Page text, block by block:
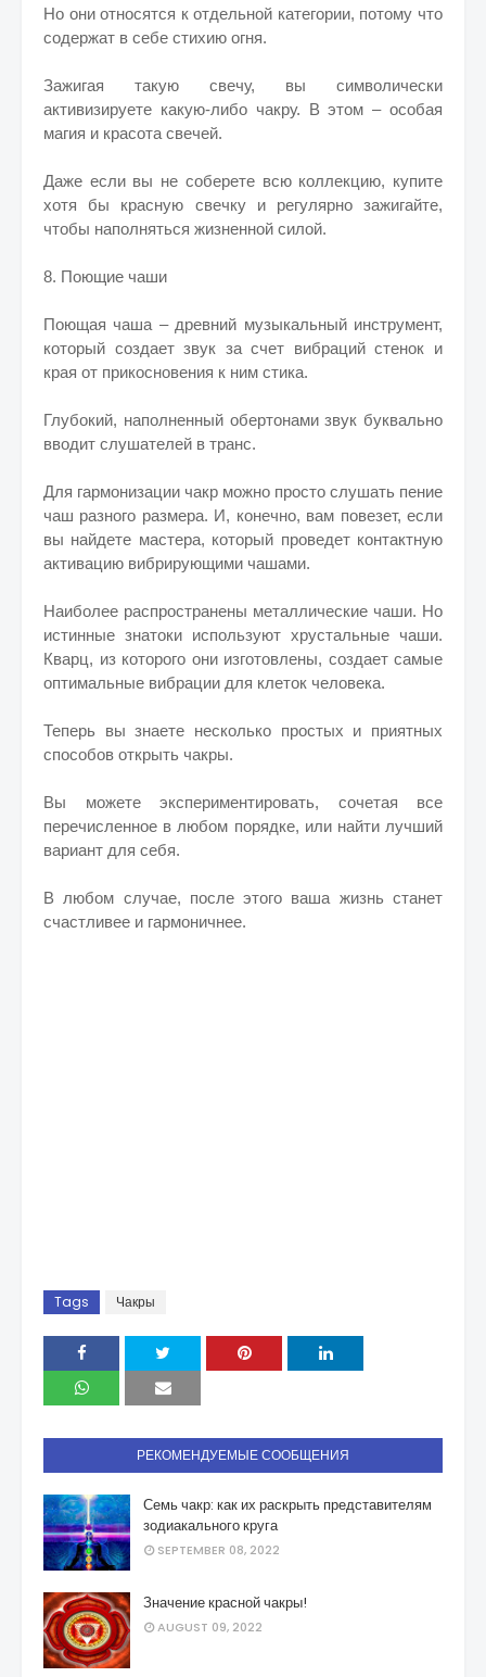
Но они относятся к отдельной категории, потому что
содержат в себе стихию огня.
Зажигая такую свечу, вы символически
активизируете какую-либо чакру. В этом – особая
магия и красота свечей.
Даже если вы не соберете всю коллекцию, купите
хотя бы красную свечку и регулярно зажигайте,
чтобы наполняться жизненной силой.
8. Поющие чаши
Поющая чаша – древний музыкальный инструмент,
который создает звук за счет вибраций стенок и
края от прикосновения к ним стика.
Глубокий, наполненный обертонами звук буквально
вводит слушателей в транс.
Для гармонизации чакр можно просто слушать пение
чаш разного размера. И, конечно, вам повезет, если
вы найдете мастера, который проведет контактную
активацию вибрирующими чашами.
Наиболее распространены металлические чаши. Но
истинные знатоки используют хрустальные чаши.
Кварц, из которого они изготовлены, создает самые
оптимальные вибрации для клеток человека.
Теперь вы знаете несколько простых и приятных
способов открыть чакры.
Вы можете экспериментировать, сочетая все
перечисленное в любом порядке, или найти лучший
вариант для себя.
В любом случае, после этого ваша жизнь станет
счастливее и гармоничнее.
Tags Чакры
РЕКОМЕНДУЕМЫЕ СООБЩЕНИЯ
Семь чакр: как их раскрыть представителям
зодиакального круга
SEPTEMBER 08, 2022
Значение красной чакры!
AUGUST 09, 2022